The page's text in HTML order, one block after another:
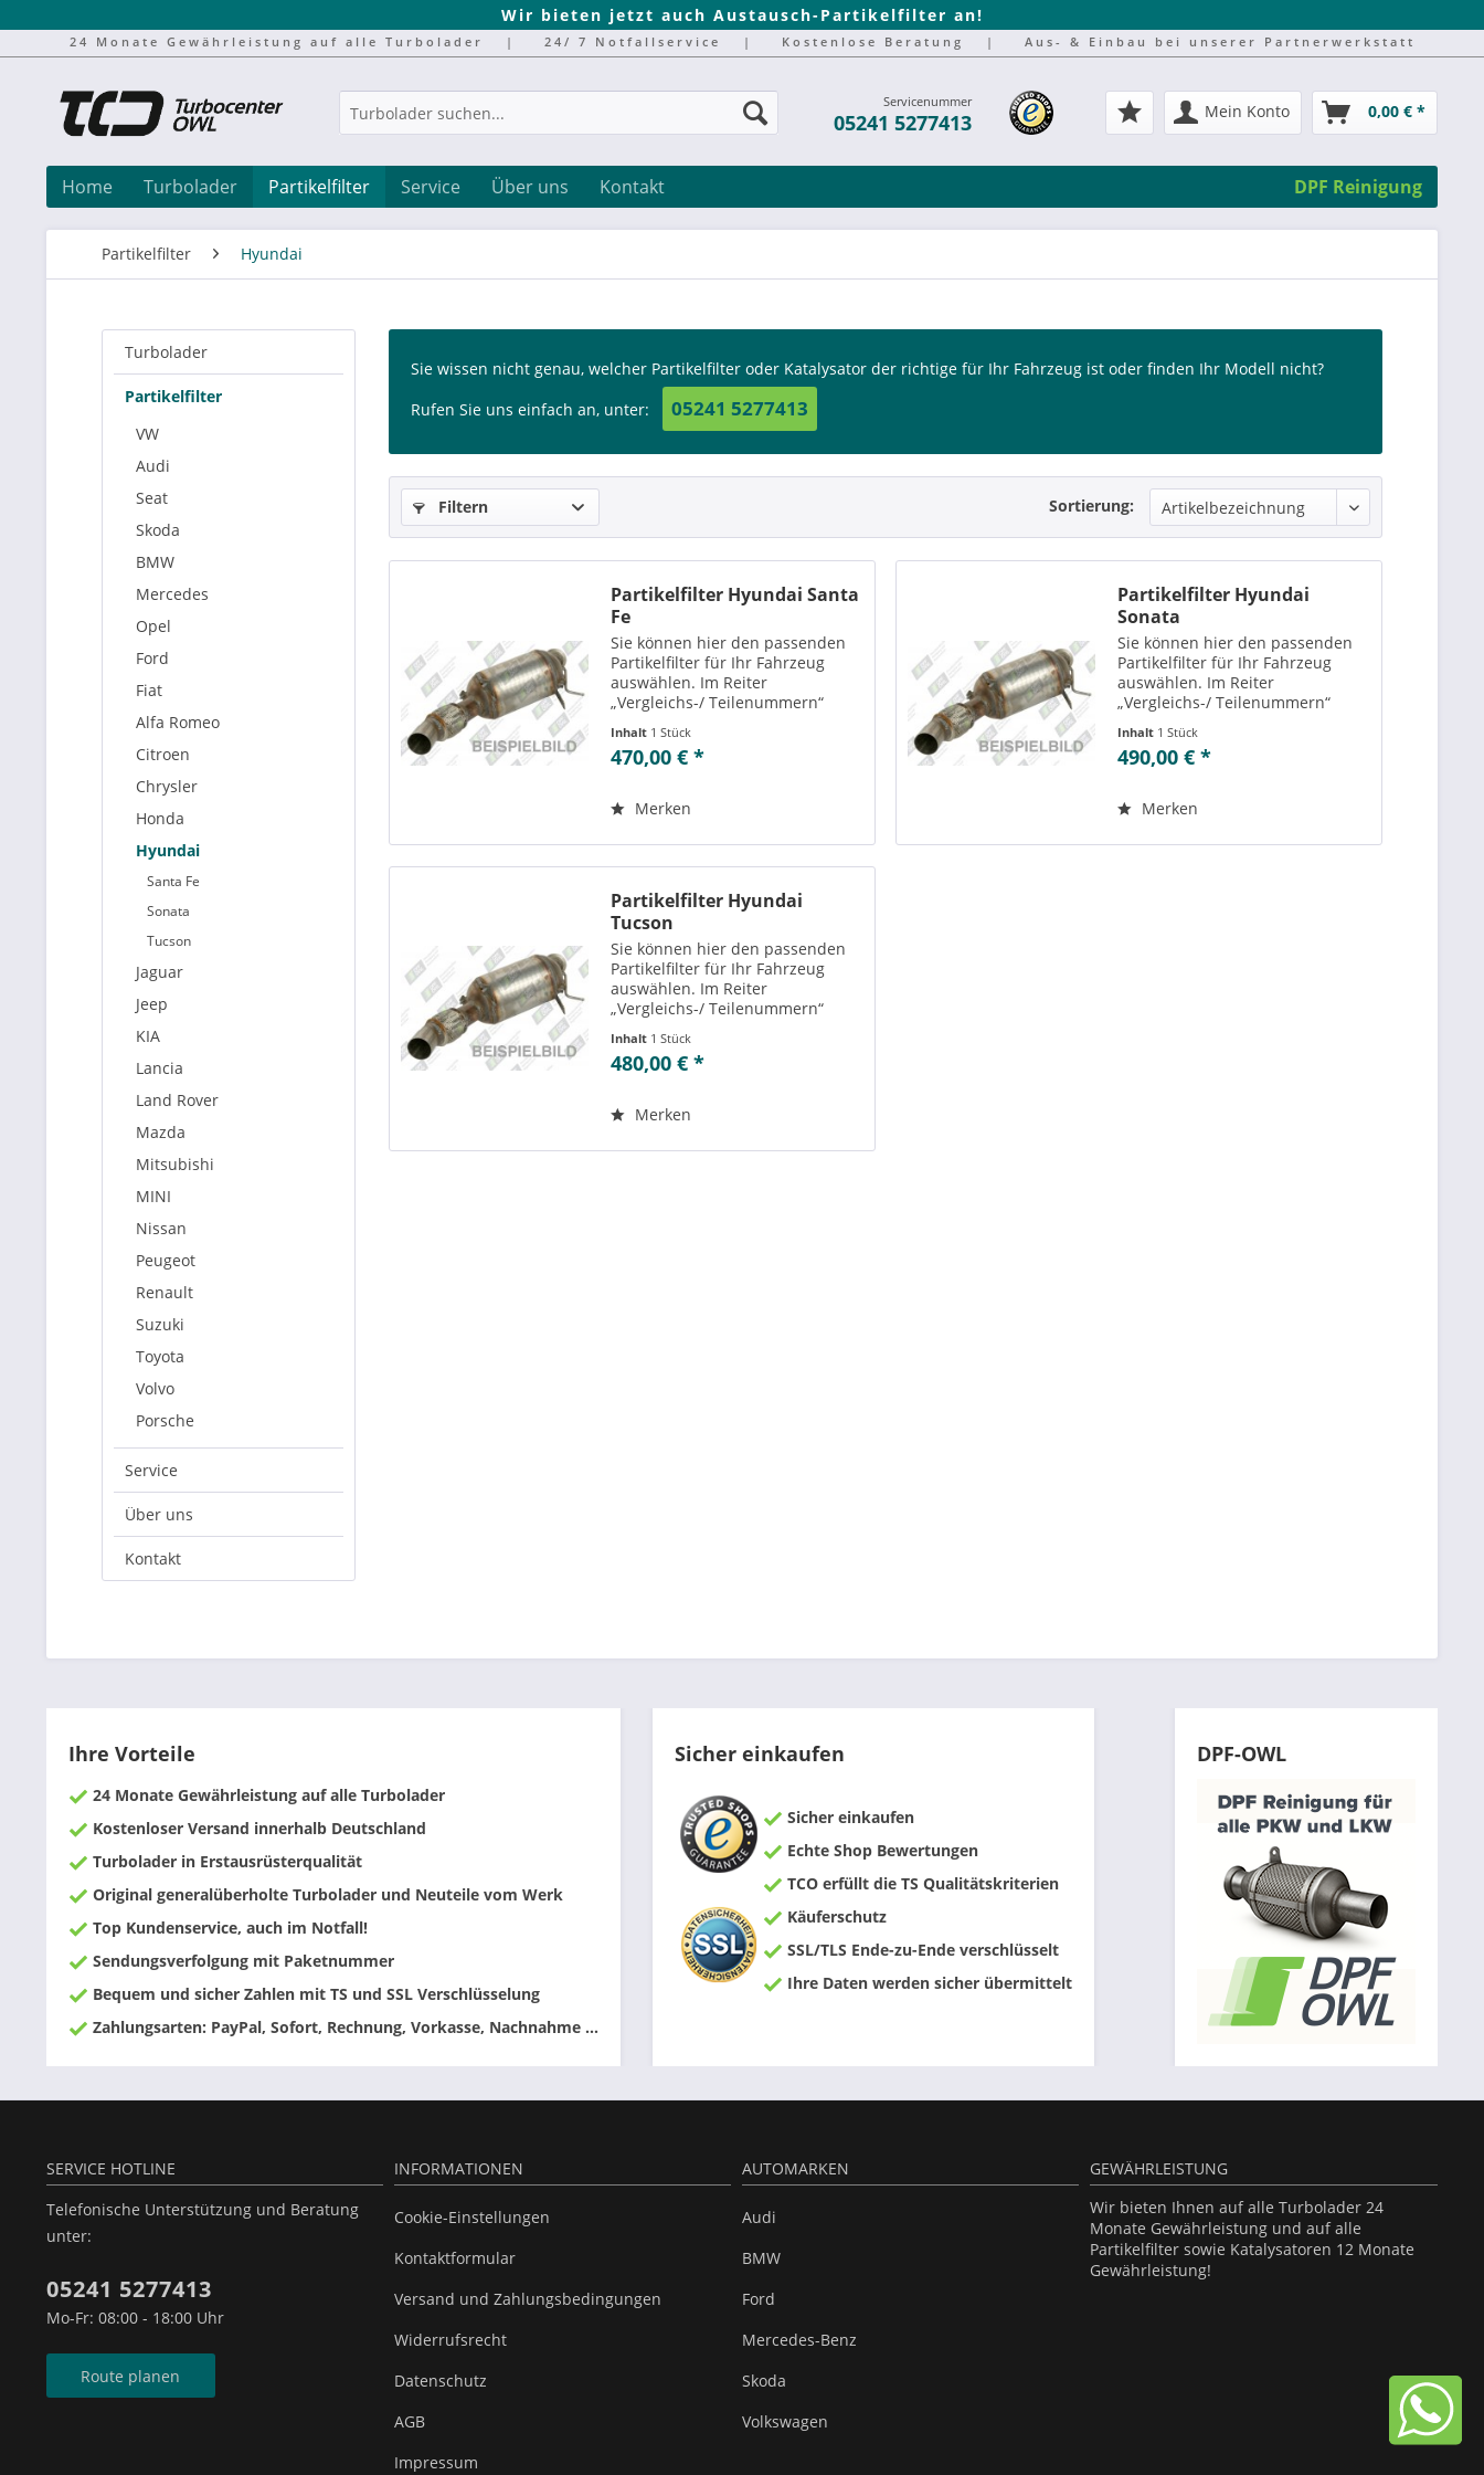
Wir bieten jetzt auch Austausch-Partikelfilter an!
24 Monate Gewährleistung auf alle Turbolader | 24/ 7 Notfallservice | Kostenlose Beratung | Aus- & Einbau bei unserer Partnerwerkstatt
Servicenummer
05241 5277413 Mein Konto 0,00 € *
Home Turbolader Partikelfilter Service Über uns Kontakt DPF Reinigung
Partikelfilter Hyundai
Turbolader
Partikelfilter
VW
Audi
Seat
Skoda
BMW
Mercedes
Opel
Ford
Fiat
Alfa Romeo
Citroen
Chrysler
Honda
Hyundai
Santa Fe
Sonata
Tucson
Jaguar
Jeep
KIA
Lancia
Land Rover
Mazda
Mitsubishi
MINI
Nissan
Peugeot
Renault
Suzuki
Toyota
Volvo
Porsche
Service
Über uns
Kontakt
Sie wissen nicht genau, welcher Partikelfilter oder Katalysator der richtige für Ihr Fahrzeug ist oder finden Ihr Modell nicht?
Rufen Sie uns einfach an, unter:
05241 5277413
Filtern Sortierung:
Partikelfilter Hyundai Santa
Fe
Sie können hier den passenden
Partikelfilter für Ihr Fahrzeug
auswählen. Im Reiter
„Vergleichs-/ Teilenummern“
ausgewählten Variante
passenden Teilenummern
die Möglichkeit zur Reinigung...
Inhalt 1 Stück
470,00 € *
Merken
Partikelfilter Hyundai
Sonata
Sie können hier den passenden
Partikelfilter für Ihr Fahrzeug
auswählen. Im Reiter
„Vergleichs-/ Teilenummern“
ausgewählten Variante
passenden Teilenummern
die Möglichkeit zur Reinigung...
Inhalt 1 Stück
490,00 € *
Merken
Partikelfilter Hyundai
Tucson
Sie können hier den passenden
Partikelfilter für Ihr Fahrzeug
auswählen. Im Reiter
„Vergleichs-/ Teilenummern“
ausgewählten Variante
passenden Teilenummern
die Möglichkeit zur Reinigung...
Inhalt 1 Stück
480,00 € *
Merken
Ihre Vorteile
24 Monate Gewährleistung auf alle Turbolader
Kostenloser Versand innerhalb Deutschland
Turbolader in Erstausrüsterqualität
Original generalüberholte Turbolader und Neuteile vom Werk
Top Kundenservice, auch im Notfall!
Sendungsverfolgung mit Paketnummer
Bequem und sicher Zahlen mit TS und SSL Verschlüsselung
Zahlungsarten: PayPal, Sofort, Rechnung, Vorkasse, Nachnahme ...
Sicher einkaufen
Sicher einkaufen
Echte Shop Bewertungen
TCO erfüllt die TS Qualitätskriterien
Käuferschutz
SSL/TLS Ende-zu-Ende verschlüsselt
Ihre Daten werden sicher übermittelt
DPF-OWL
SERVICE HOTLINE
Telefonische Unterstützung und Beratung
unter:
05241 5277413
Mo-Fr: 08:00 - 18:00 Uhr
Route planen
INFORMATIONEN
Cookie-Einstellungen
Kontaktformular
Versand und Zahlungsbedingungen
Widerrufsrecht
Datenschutz
AGB
Impressum
AUTOMARKEN
Audi
BMW
Ford
Mercedes-Benz
Skoda
Volkswagen
GEWÄHRLEISTUNG
Wir bieten Ihnen auf alle Turbolader 24
Monate Gewährleistung und auf alle
Partikelfilter sowie Katalysatoren 12 Monate
Gewährleistung!